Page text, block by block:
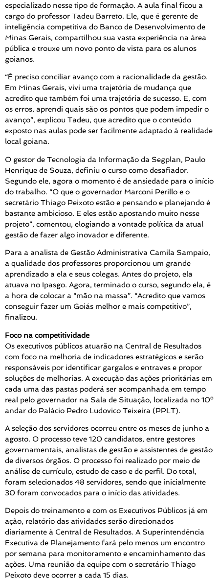
especializado nesse tipo de formação. A aula final ficou a
cargo do professor Tadeu Barreto. Ele, que é gerente de
inteligência competitiva do Banco de Desenvolvimento de
Minas Gerais, compartilhou sua vasta experiência na área
pública e trouxe um novo ponto de vista para os alunos
goianos.
“É preciso conciliar avanço com a racionalidade da gestão.
Em Minas Gerais, vivi uma trajetória de mudança que
acredito que também foi uma trajetória de sucesso. E, com
os erros, aprendi quais são os pontos que podem impedir o
avanço”, explicou Tadeu, que acredito que o conteúdo
exposto nas aulas pode ser facilmente adaptado à realidade
local goiana.
O gestor de Tecnologia da Informação da Segplan, Paulo
Henrique de Souza, definiu o curso como desafiador.
Segundo ele, agora o momento é de ansiedade para o início
do trabalho. “O que o governador Marconi Perillo e o
secretário Thiago Peixoto estão e pensando e planejando é
bastante ambicioso. E eles estão apostando muito nesse
projeto”, comentou, elogiando a vontade política da atual
gestão de fazer algo inovador e diferente.
Para a analista de Gestão Administrativa Camila Sampaio,
a qualidade dos professores proporcionou um grande
aprendizado a ela e seus colegas. Antes do projeto, ela
atuava no Ipasgo. Agora, terminado o curso, segundo ela, é
a hora de colocar a “mão na massa”. “Acredito que vamos
conseguir fazer um Goiás melhor e mais competitivo”,
finalizou.
Foco na competitividade
Os executivos públicos atuarão na Central de Resultados
com foco na melhoria de indicadores estratégicos e serão
responsáveis por identificar gargalos e entraves e propor
soluções de melhorias. A execução das ações prioritárias em
cada uma das pastas poderá ser acompanhada em tempo
real pelo governador na Sala de Situação, localizada no 10º
andar do Palácio Pedro Ludovico Teixeira (PPLT).
A seleção dos servidores ocorreu entre os meses de junho a
agosto. O processo teve 120 candidatos, entre gestores
governamentais, analistas de gestão e assistentes de gestão
de diversos órgãos. O processo foi realizado por meio de
análise de currículo, estudo de caso e de perfil. Do total,
foram selecionados 48 servidores, sendo que inicialmente
30 foram convocados para o início das atividades.
Depois do treinamento e com os Executivos Públicos já em
ação, relatório das atividades serão direcionados
diariamente à Central de Resultados. A Superintendência
Executiva de Planejamento fará pelo menos um encontro
por semana para monitoramento e encaminhamento das
ações. Uma reunião da equipe com o secretário Thiago
Peixoto deve ocorrer a cada 15 dias.